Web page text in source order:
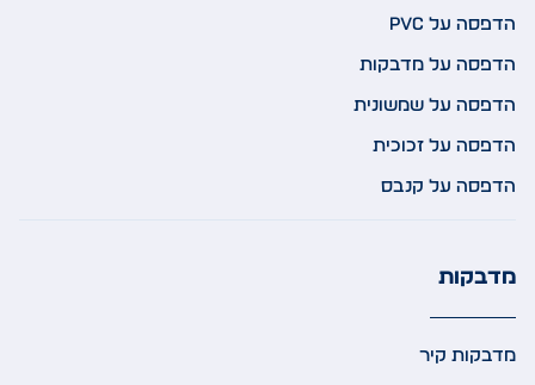
הדפסה על PVC
הדפסה על מדבקות
הדפסה על שמשונית
הדפסה על זכוכית
הדפסה על קנבס
מדבקות
מדבקות קיר